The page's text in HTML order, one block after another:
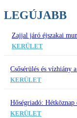
LEGÚJABB
Zajjal járó éjszakai
KERÜLET
Csősérülés és vízhiány
KERÜLET
Hőségriadó:
KERÜLET